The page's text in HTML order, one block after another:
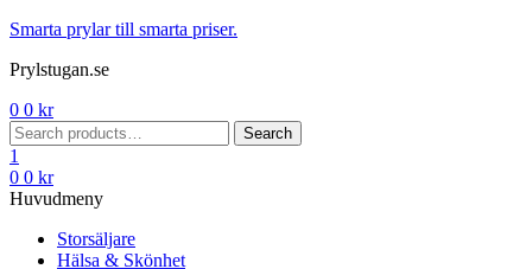
Menu
Smarta prylar till smarta priser.
Prylstugan.se
0 0 kr
Search
for:
Search
1
0 0 kr
Huvudmeny
Storsäljare
Hälsa & Skönhet